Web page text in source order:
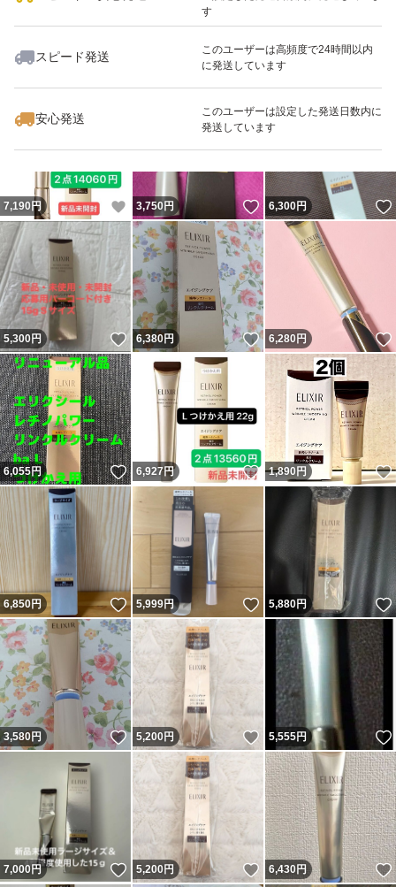
す
スピード発送
このユーザーは高頻度で24時間以内
に発送しています
安心発送
このユーザーは設定した発送日数内に
発送しています
いいね！
6,500
7,190 円 いいね！
3,750円 いいね！
6,300円
5,300円 いいね！
6,380円 いいね！
6,280円
6,055円 いいね！
6,927円 いいね！
1,890 円
6,850円 いいね！
5,999円 いいね！
5,880円
3,580円 いいね！
5,200円 いいね！
5,555円
7,000円 いいね！
5,200円 いいね！
6,430円